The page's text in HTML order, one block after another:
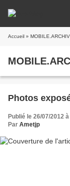
Accueil »
Photos
Publié le 26/07/2012
Par Ametjp